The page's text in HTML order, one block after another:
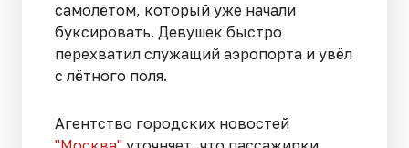
самолётом, который уже начали
буксировать. Девушек быстро
перехватил служащий аэропорта и увёл
с лётного поля.
Агентство городских новостей